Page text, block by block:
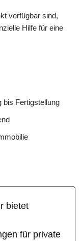
verfügbar sind,
Hilfe für eine
bis Fertigstellung
bietet
für private